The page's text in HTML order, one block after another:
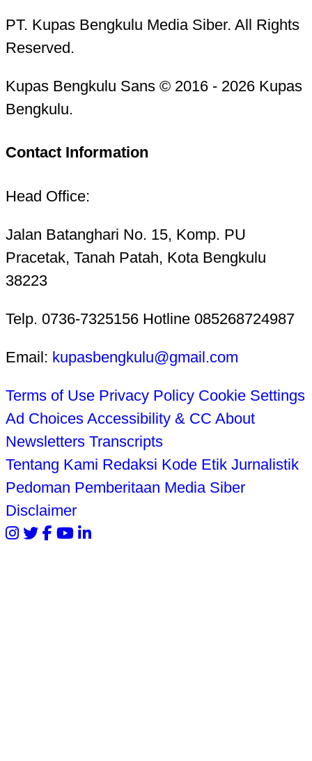
PT. Kupas Bengkulu Media Siber. All Rights
Reserved.
Kupas Bengkulu Sans © 2016 - 2026 Kupas
Bengkulu.
Contact Information
Head Office:
Jalan Batanghari No. 15, Komp. PU
Pracetak, Tanah Patah, Kota Bengkulu
38223
Telp. 0736-7325156 Hotline 085268724987
Email: kupasbengkulu@gmail.com
Terms of Use Privacy Policy Cookie Settings
Ad Choices Accessibility & CC About
Newsletters Transcripts
Tentang Kami Redaksi Kode Etik Jurnalistik
Pedoman Pemberitaan Media Siber
Disclaimer